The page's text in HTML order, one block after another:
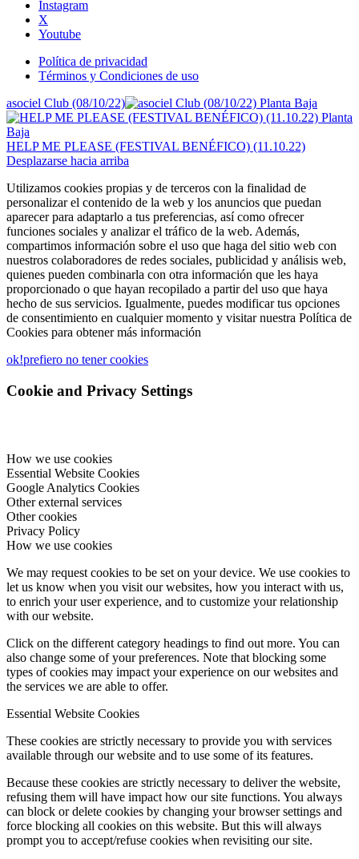
Instagram
X
Youtube
Política de privacidad
Términos y Condiciones de uso
asociel Club (08/10/22)
HELP ME PLEASE (FESTIVAL BENÉFICO) (11.10.22)
Desplazarse hacia arriba
Utilizamos cookies propias y de terceros con la finalidad de
personalizar el contenido de la web y los anuncios que puedan
aparecer para adaptarlo a tus preferencias, así como ofrecer
funciones sociales y analizar el tráfico de la web. Además,
compartimos información sobre el uso que haga del sitio web con
nuestros colaboradores de redes sociales, publicidad y análisis web,
quienes pueden combinarla con otra información que les haya
proporcionado o que hayan recopilado a partir del uso que haya
hecho de sus servicios. Igualmente, puedes modificar tus opciones
de consentimiento en cualquier momento y visitar nuestra Política de
Cookies para obtener más información
ok!prefiero no tener cookies
Cookie and Privacy Settings
How we use cookies
Essential Website Cookies
Google Analytics Cookies
Other external services
Other cookies
Privacy Policy
How we use cookies
We may request cookies to be set on your device. We use cookies to
let us know when you visit our websites, how you interact with us,
to enrich your user experience, and to customize your relationship
with our website.
Click on the different category headings to find out more. You can
also change some of your preferences. Note that blocking some
types of cookies may impact your experience on our websites and
the services we are able to offer.
Essential Website Cookies
These cookies are strictly necessary to provide you with services
available through our website and to use some of its features.
Because these cookies are strictly necessary to deliver the website,
refusing them will have impact how our site functions. You always
can block or delete cookies by changing your browser settings and
force blocking all cookies on this website. But this will always
prompt you to accept/refuse cookies when revisiting our site.